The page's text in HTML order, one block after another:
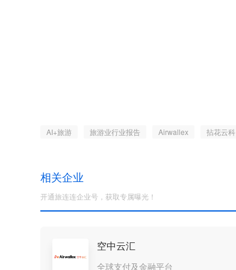
AI+旅游 旅游业行业报告 Airwallex 拈花云科
相关企业
开通旅连连企业号，获取专属曝光！
空中云汇
全球支付及金融平台